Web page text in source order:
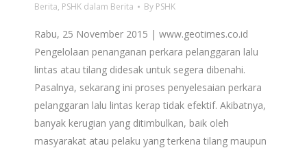
Berita, PSHK dalam Berita By PSHK
Rabu, 25 November 2015 | www.geotimes.co.id
Pengelolaan penanganan perkara pelanggaran lalu
lintas atau tilang didesak untuk segera dibenahi.
Pasalnya, sekarang ini proses penyelesaian perkara
pelanggaran lalu lintas kerap tidak efektif. Akibatnya,
banyak kerugian yang ditimbulkan, baik oleh
masyarakat atau pelaku yang terkena tilang maupun